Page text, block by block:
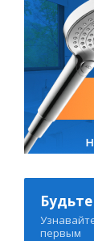
Будьте
первым